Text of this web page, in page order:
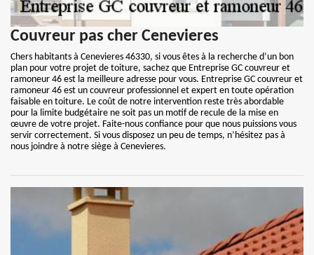
Couvreur pas cher Cenevieres
Chers habitants à Cenevieres 46330, si vous êtes à la recherche d’un bon
plan pour votre projet de toiture, sachez que Entreprise GC couvreur et
ramoneur 46 est la meilleure adresse pour vous. Entreprise GC couvreur et
ramoneur 46 est un couvreur professionnel et expert en toute opération
faisable en toiture. Le coût de notre intervention reste très abordable
pour la limite budgétaire ne soit pas un motif de recule de la mise en
œuvre de votre projet. Faite-nous confiance pour que nous puissions vous
servir correctement. Si vous disposez un peu de temps, n’hésitez pas à
nous joindre à notre siège à Cenevieres.